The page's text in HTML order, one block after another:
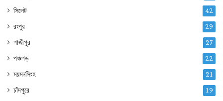
সিলেট 42
রংপুর 29
গাজীপুর 27
পঞ্চগড় 22
ময়মনসিংহ 21
চাঁদপুরে 19